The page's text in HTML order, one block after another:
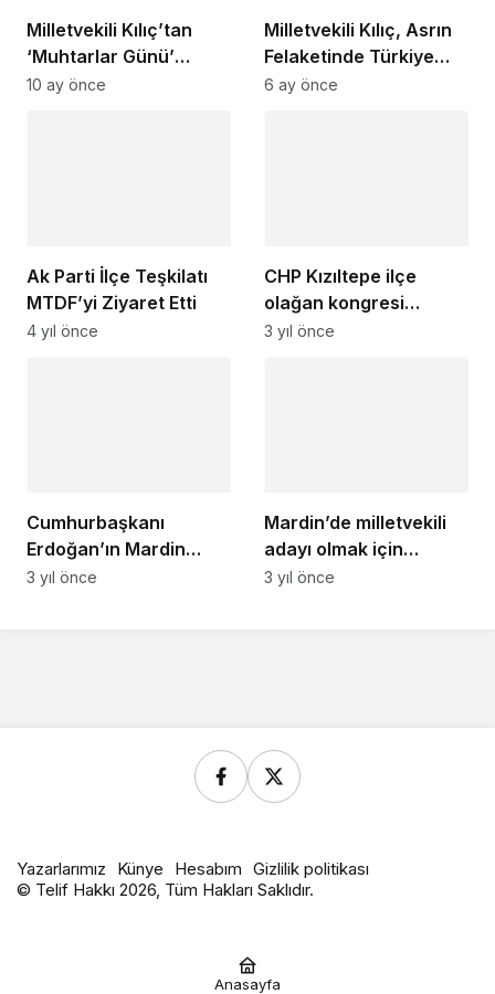
Milletvekili Kılıç’tan
‘Muhtarlar Günü’
mesajı
10 ay önce
Milletvekili Kılıç, Asrın
Felaketinde Türkiye
Tek Yürek Oldu
6 ay önce
Ak Parti İlçe Teşkilatı
MTDF’yi Ziyaret Etti
4 yıl önce
CHP Kızıltepe ilçe
olağan kongresi
gerçekleştirildi
3 yıl önce
Cumhurbaşkanı
Erdoğan’ın Mardin
programı belli oldu
3 yıl önce
Mardin’de milletvekili
adayı olmak için
başvurular devam
3 yıl önce
Anasayfa
Yazarlarımız Künye Hesabım Gizlilik politikası
© Telif Hakkı 2026, Tüm Hakları Saklıdır.